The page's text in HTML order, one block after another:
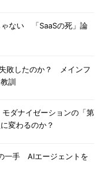
ゃない 「SaaSの死」論
敗したのか？ メインフ
訓
ダナイゼーションの「第
変わるのか？
一手 AIエージェントを